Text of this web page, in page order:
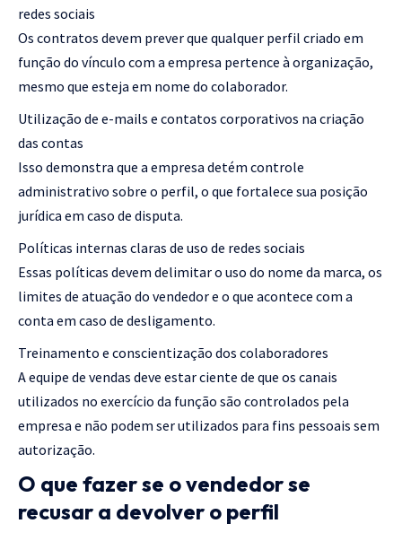
redes sociais
Os contratos devem prever que qualquer perfil criado em
função do vínculo com a empresa pertence à organização,
mesmo que esteja em nome do colaborador.
Utilização de e-mails e contatos corporativos na criação
das contas
Isso demonstra que a empresa detém controle
administrativo sobre o perfil, o que fortalece sua posição
jurídica em caso de disputa.
Políticas internas claras de uso de redes sociais
Essas políticas devem delimitar o uso do nome da marca, os
limites de atuação do vendedor e o que acontece com a
conta em caso de desligamento.
Treinamento e conscientização dos colaboradores
A equipe de vendas deve estar ciente de que os canais
utilizados no exercício da função são controlados pela
empresa e não podem ser utilizados para fins pessoais sem
autorização.
O que fazer se o vendedor se
recusar a devolver o perfil